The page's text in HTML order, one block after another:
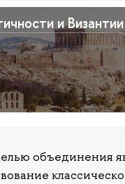
и Византии
объединения